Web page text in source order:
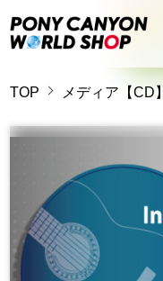
TOP メディア【CD】